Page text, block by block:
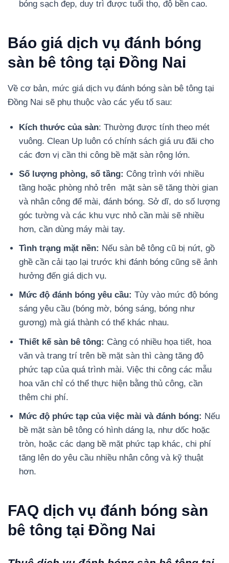
bóng sạch đẹp, duy trì được tuổi thọ, độ bền cao.
Báo giá dịch vụ đánh bóng
sàn bê tông tại Đồng Nai
Về cơ bản, mức giá dịch vụ đánh bóng sàn bê tông tại
Đồng Nai sẽ phụ thuộc vào các yếu tố sau:
Kích thước của sàn: Thường được tính theo mét
vuông. Clean Up luôn có chính sách giá ưu đãi cho
các đơn vị cần thi công bề mặt sàn rộng lớn.
Số lượng phòng, số tầng: Công trình với nhiều
tầng hoặc phòng nhỏ trên mặt sàn sẽ tăng thời gian
và nhân công để mài, đánh bóng. Sở dĩ, do số lượng
góc tường và các khu vực nhỏ cần mài sẽ nhiều
hơn, cần dùng máy mài tay.
Tình trạng mặt nền: Nếu sàn bê tông cũ bị nứt, gồ
ghề cần cải tạo lại trước khi đánh bóng cũng sẽ ảnh
hưởng đến giá dịch vụ.
Mức độ đánh bóng yêu cầu:Tùy vào mức độ bóng
sáng yêu cầu (bóng mờ, bóng sáng, bóng như
gương) mà giá thành có thể khác nhau.
Thiết kế sàn bê tông: Càng có nhiều họa tiết, hoa
văn và trang trí trên bề mặt sàn thì càng tăng độ
phức tạp của quá trình mài. Việc thi công các mẫu
hoa văn chỉ có thể thực hiện bằng thủ công, cần
thêm chi phí.
Mức độ phức tạp của việc mài và đánh bóng: Nếu
bề mặt sàn bê tông có hình dáng lạ, như dốc hoặc
tròn, hoặc các dạng bề mặt phức tạp khác, chi phí
tăng lên do yêu cầu nhiều nhân công và kỹ thuật
hơn.
FAQ dịch vụ đánh bóng sàn
bê tông tại Đồng Nai